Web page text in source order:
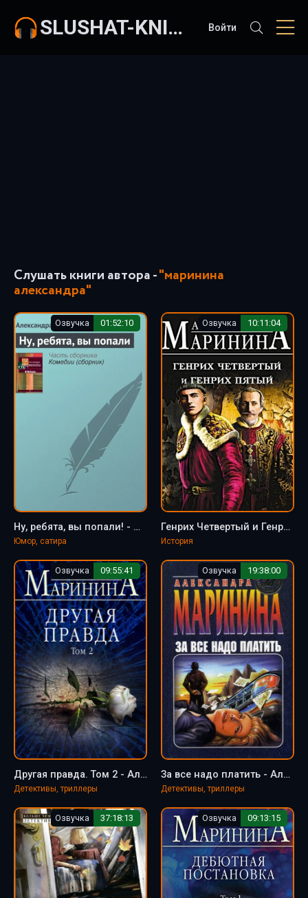
SLUSHAT-KNIGI.COM Войти
Слушать книги автора -"маринина
александра"
Озвучка 01:52:10
Ну, ребята, вы попали! - Маринина Александра
Юмор, сатира
Озвучка 10:11:04
Генрих Четвертый и Генрих Пятый глазами Шекспира - Александра Маринина
История
Озвучка 09:55:41
Другая правда. Том 2 - Александра Маринина
Детективы, триллеры
Озвучка 19:38:00
За все надо платить - Александра Маринина
Детективы, триллеры
Озвучка 37:18:13 Озвучка 09:13:15